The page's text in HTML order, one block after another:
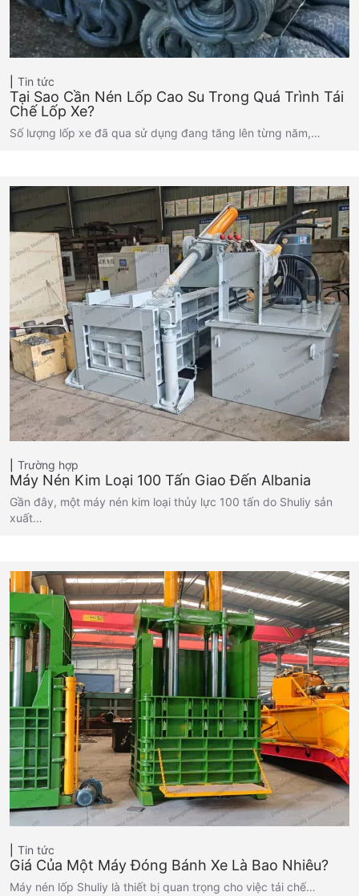
Tin tức
Tại Sao Cần Nén Lốp Cao Su Trong Quá Trình Tái
Chế Lốp Xe?
Số lượng lốp xe đã qua sử dụng đang tăng lên từng năm,…
Trường hợp
Máy Nén Kim Loại 100 Tấn Giao Đến Albania
Gần đây, một máy nén kim loại thủy lực 100 tấn do Shuliy sản
xuất…
Tin tức
Giá Của Một Máy Đóng Bánh Xe Là Bao Nhiêu?
Máy nén lốp Shuliy là thiết bị quan trọng cho việc tái chế…